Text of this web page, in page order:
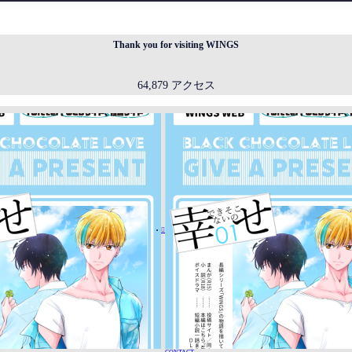
Thank you for visiting WINGS
64,879 アクセス
